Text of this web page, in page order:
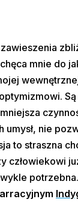
mnie do
nie
to straszna
człowiekowi
potrzebna.